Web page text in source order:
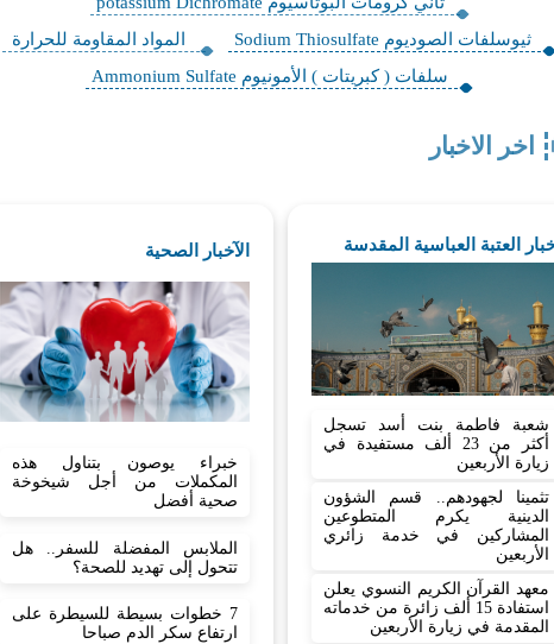
ثيوسلفات الصوديوم Sodium Thiosulfate
‏المواد المقاومة للحرارة
سلفات ( كبريتات ) الأمونيوم Ammonium Sulfate
اخر الاخبار
العتبة العباسية المقدسة
شعبة فاطمة بنت أسد تسجل
أكثر من 23 ألف مستفيدة في
زيارة الأربعين
تثمينا لجهودهم.. قسم الشؤون
الدينية يكرم المتطوعين
المشاركين في خدمة زائري
الأربعين
معهد القرآن الكريم النسوي يعلن
استفادة 15 ألف زائرة من خدماته
المقدمة في زيارة الأربعين
الآخبار الصحية
خبراء يوصون بتناول هذه
المكملات من أجل شيخوخة
صحية أفضل
الملابس المفضلة للسفر.. هل
تتحول إلى تهديد للصحة؟
7 خطوات بسيطة للسيطرة على
ارتفاع سكر الدم صباحا